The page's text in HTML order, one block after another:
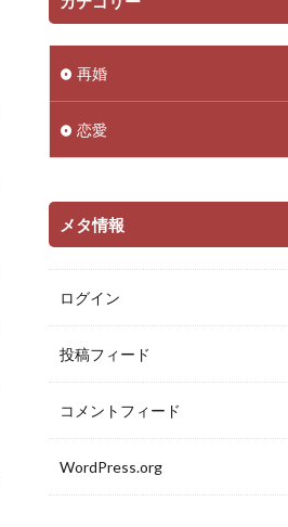
再婚
恋愛
メタ情報
ログイン
投稿フィード
コメントフィード
WordPress.org